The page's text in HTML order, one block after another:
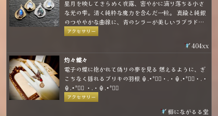
星月を映してきらめく夜露、密やかに滴り落ちる小さ
な光の雫。清く純粋な魔力を含んだ一粒。 真鍮と純銀
のつややかな曲線に、青のシラーが美しいラブラドラ
イトとレインボームーンストーンを合わせた小粒なア
ーチから選べて、お好きな形態で身に着けることがで
きます。
アクセサリー
404xx
灼々蝶々
電子の蝶に抱かれて偽りの夢を見る 燃えるように、ぎ
こちなく揺れるブリキの羽根 🏮.•*❤️‍🔥・.・🏮.•*❤️‍🔥・.・
🏮.•*❤️‍🔥 ・.・🏮.•*❤️‍🔥
アクセサリー
櫛にながるる堂